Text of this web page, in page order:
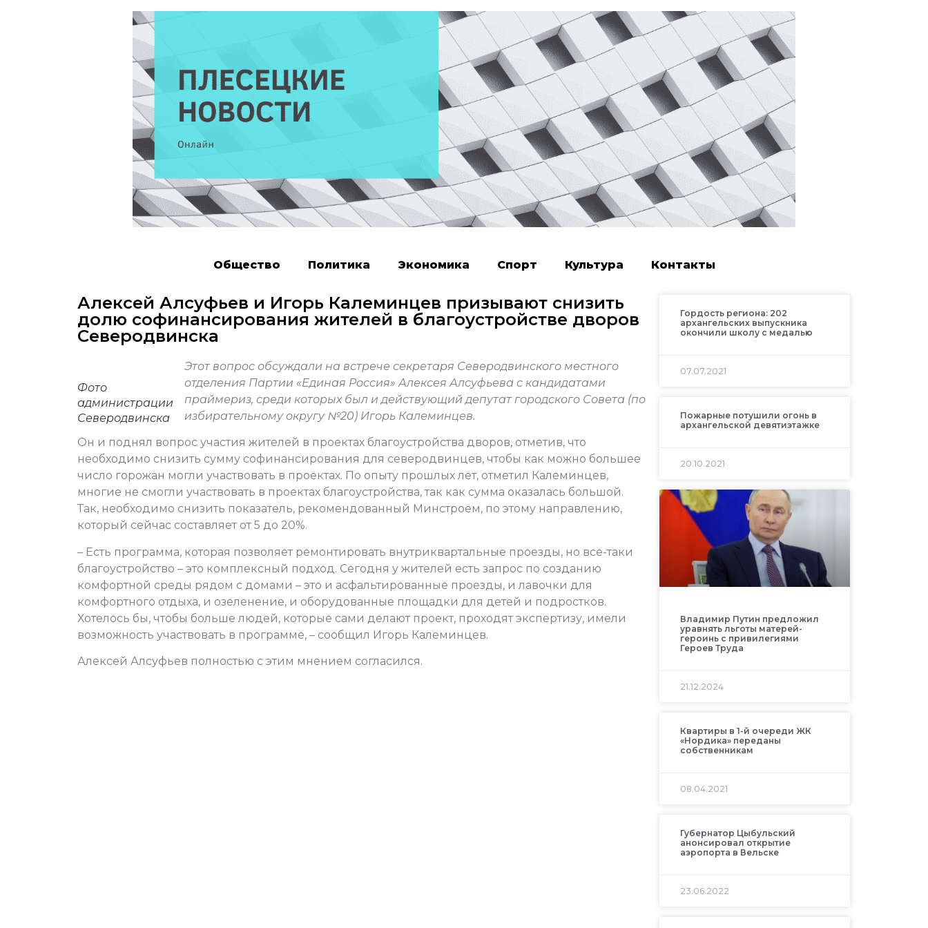
Общество Политика Экономика Спорт Культура Контакты
Алексей Алсуфьев и Игорь Калеминцев призывают снизить
долю софинансирования жителей в благоустройстве дворов
Северодвинска
Фото
администрации
Северодвинска
Этот вопрос обсуждали на встрече секретаря Северодвинского местного
отделения Партии «Единая Россия» Алексея Алсуфьева с кандидатами
праймериз, среди которых был и действующий депутат городского Совета (по
избирательному округу №20) Игорь Калеминцев.
Он и поднял вопрос участия жителей в проектах благоустройства дворов, отметив, что
необходимо снизить сумму софинансирования для северодвинцев, чтобы как можно большее
число горожан могли участвовать в проектах. По опыту прошлых лет, отметил Калеминцев,
многие не смогли участвовать в проектах благоустройства, так как сумма оказалась большой.
Так, необходимо снизить показатель, рекомендованный Минстроем, по этому направлению,
который сейчас составляет от 5 до 20%.
– Есть программа, которая позволяет ремонтировать внутриквартальные проезды, но все-таки
благоустройство – это комплексный подход. Сегодня у жителей есть запрос по созданию
комфортной среды рядом с домами – это и асфальтированные проезды, и лавочки для
комфортного отдыха, и озеленение, и оборудованные площадки для детей и подростков.
Хотелось бы, чтобы больше людей, которые сами делают проект, проходят экспертизу, имели
возможность участвовать в программе, – сообщил Игорь Калеминцев.
Алексей Алсуфьев полностью с этим мнением согласился.
Гордость региона: 202
архангельских выпускника
окончили школу с медалью
07.07.2021
Пожарные потушили огонь в
архангельской девятиэтажке
20.10.2021
Владимир Путин предложил
уравнять льготы матерей-
героинь с привилегиями
Героев Труда
21.12.2024
Квартиры в 1-й очереди ЖК
«Нордика» переданы
собственникам
08.04.2021
Губернатор Цыбульский
анонсировал открытие
аэропорта в Вельске
23.06.2022